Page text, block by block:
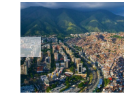
Venezuela Updates:
Tax, Customs, and
Regulatory
– April 2025